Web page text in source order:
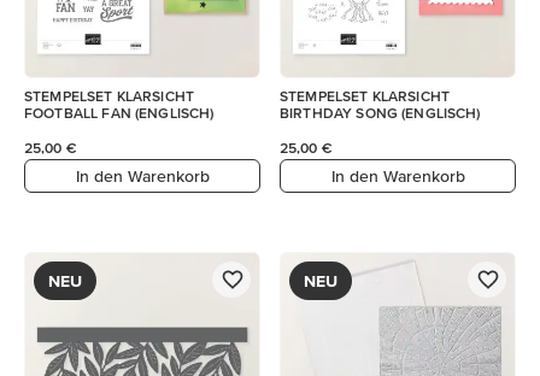
STEMPELSET KLARSICHT
FOOTBALL FAN (ENGLISCH)
25,00 €
In den Warenkorb
STEMPELSET KLARSICHT
BIRTHDAY SONG (ENGLISCH)
25,00 €
In den Warenkorb
NEU NEU